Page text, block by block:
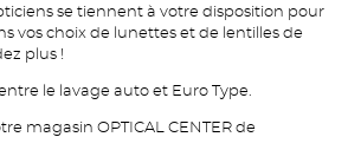
se tiennent à votre disposition pour
vos choix de lunettes et de lentilles de
plus !
le lavage auto et Euro Type.
magasin OPTICAL CENTER de